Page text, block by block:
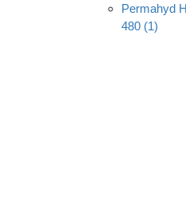
Permahyd
480 (1)